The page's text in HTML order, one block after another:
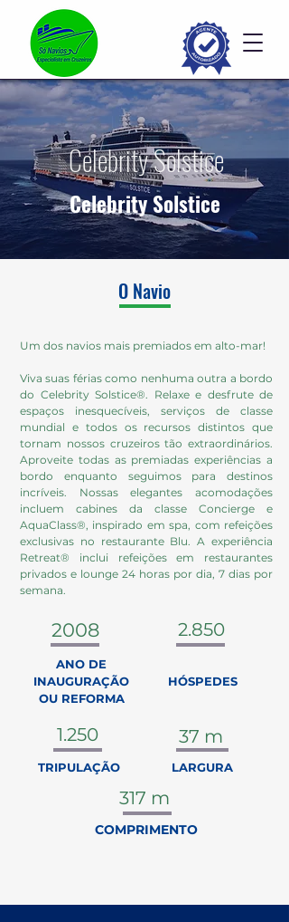
Celebrity Solstice
Celebrity Solstice
O Navio
Um dos navios mais premiados em alto-mar!
Viva suas férias como nenhuma outra a bordo
do Celebrity Solstice®. Relaxe e desfrute de
espaços inesquecíveis, serviços de classe
mundial e todos os recursos distintos que
tornam nossos cruzeiros tão extraordinários.
Aproveite todas as premiadas experiências a
bordo enquanto seguimos para destinos
incríveis. Nossas elegantes acomodações
incluem cabines da classe Concierge e
AquaClass®, inspirado em spa, com refeições
exclusivas no restaurante Blu. A experiência
Retreat® inclui refeições em restaurantes
privados e lounge 24 horas por dia, 7 dias por
semana.
2008
ANO DE
INAUGURAÇÃO
OU REFORMA
2.850
HÓSPEDES
1.250 37 m
TRIPULAÇÃO LARGURA
317 m
COMPRIMENTO